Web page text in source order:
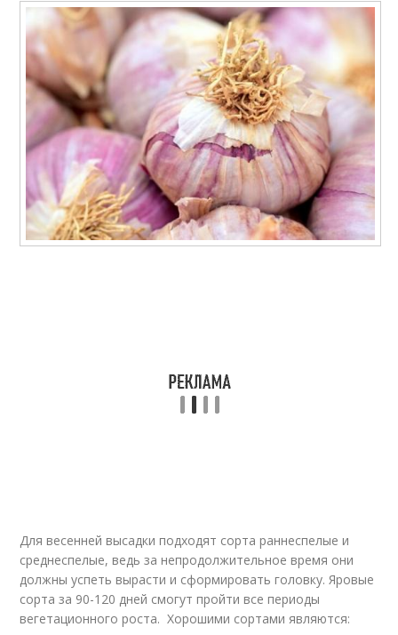
Для весенней высадки подходят сорта раннеспелые и
среднеспелые, ведь за непродолжительное время они
должны успеть вырасти и сформировать головку. Яровые
сорта за 90-120 дней смогут пройти все периоды
вегетационного роста. Хорошими сортами являются: